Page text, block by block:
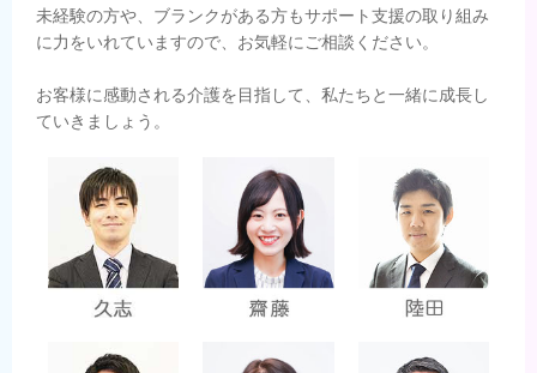
未経験の方や、ブランクがある方もサポート支援の取り組み
に力をいれていますので、お気軽にご相談ください。
お客様に感動される介護を目指して、私たちと一緒に成長し
ていきましょう。